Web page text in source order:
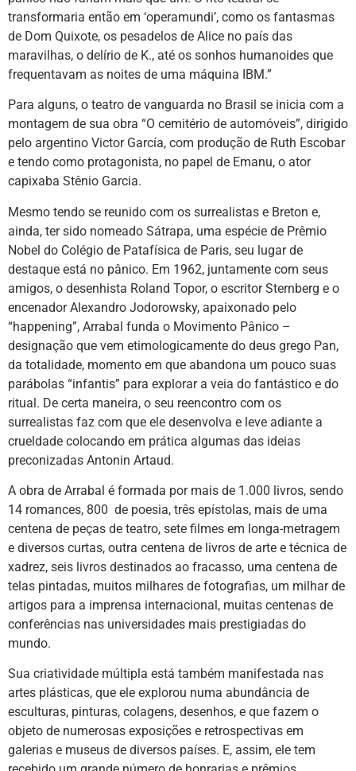
transformaria então em ‘operamundi’, como os fantasmas
de Dom Quixote, os pesadelos de Alice no país das
maravilhas, o delírio de K., até os sonhos humanoides que
frequentavam as noites de uma máquina IBM.”
Para alguns, o teatro de vanguarda no Brasil se inicia com a
montagem de sua obra “O cemitério de automóveis”, dirigido
pelo argentino Victor García, com produção de Ruth Escobar
e tendo como protagonista, no papel de Emanu, o ator
capixaba Stênio Garcia.
Mesmo tendo se reunido com os surrealistas e Breton e,
ainda, ter sido nomeado Sátrapa, uma espécie de Prêmio
Nobel do Colégio de Patafísica de Paris, seu lugar de
destaque está no pânico. Em 1962, juntamente com seus
amigos, o desenhista Roland Topor, o escritor Sternberg e o
encenador Alexandro Jodorowsky, apaixonado pelo
“happening”, Arrabal funda o Movimento Pânico –
designação que vem etimologicamente do deus grego Pan,
da totalidade, momento em que abandona um pouco suas
parábolas “infantis” para explorar a veia do fantástico e do
ritual. De certa maneira, o seu reencontro com os
surrealistas faz com que ele desenvolva e leve adiante a
crueldade colocando em prática algumas das ideias
preconizadas Antonin Artaud.
A obra de Arrabal é formada por mais de 1.000 livros, sendo
14 romances, 800 de poesia, três epístolas, mais de uma
centena de peças de teatro, sete filmes em longa-metragem
e diversos curtas, outra centena de livros de arte e técnica de
xadrez, seis livros destinados ao fracasso, uma centena de
telas pintadas, muitos milhares de fotografias, um milhar de
artigos para a imprensa internacional, muitas centenas de
conferências nas universidades mais prestigiadas do
mundo.
Sua criatividade múltipla está também manifestada nas
artes plásticas, que ele explorou numa abundância de
esculturas, pinturas, colagens, desenhos, e que fazem o
objeto de numerosas exposições e retrospectivas em
galerias e museus de diversos países. E, assim, ele tem